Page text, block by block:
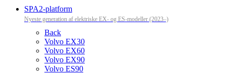
SPA2-platform
Nyeste generation af elektriske EX- og ES-modeller (2023–)
Back
Volvo EX30
Volvo EX60
Volvo EX90
Volvo ES90